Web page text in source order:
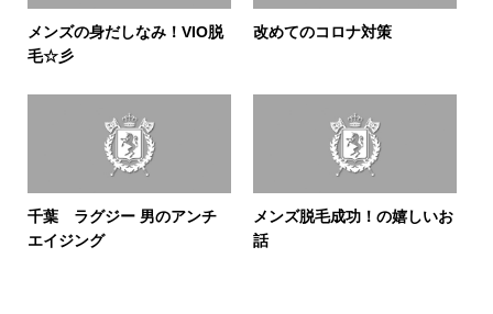
メンズの身だしなみ！VIO脱
毛☆彡
改めてのコロナ対策
千葉 ラグジー 男のアンチ
エイジング
メンズ脱毛成功！の嬉しいお
話